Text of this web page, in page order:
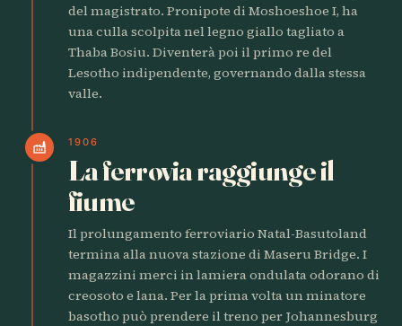
del magistrato. Pronipote di Moshoeshoe I, ha
una culla scolpita nel legno giallo tagliato a
Thaba Bosiu. Diventerà poi il primo re del
Lesotho indipendente, governando dalla stessa
valle.
factory 1906
La ferrovia raggiunge il
fiume
Il prolungamento ferroviario Natal-Basutoland
termina alla nuova stazione di Maseru Bridge. I
magazzini merci in lamiera ondulata odorano di
creosoto e lana. Per la prima volta un minatore
basotho può prendere il treno per Johannesburg